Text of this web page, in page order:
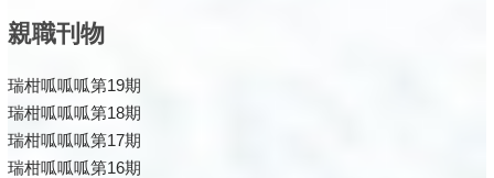
親職刊物
瑞柑呱呱呱第19期
瑞柑呱呱呱第18期
瑞柑呱呱呱第17期
瑞柑呱呱呱第16期